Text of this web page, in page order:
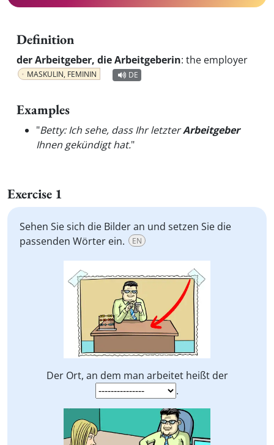
Definition
der Arbeitgeber, die Arbeitgeberin: the employer
MASKULIN, FEMININ DE
Examples
"Betty: Ich sehe, dass Ihr letzterArbeitgeber
Ihnen gekündigt hat."
Exercise 1
Sehen Sie sich die Bilder an und setzen Sie die
passenden Wörter ein.
EN
Der Ort, an dem man arbeitet heißt der
.